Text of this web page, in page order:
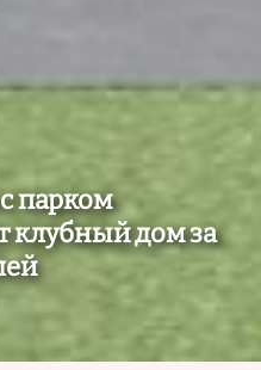
парком
клубный дом за